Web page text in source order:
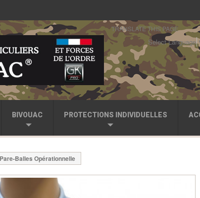
BIVOUAC PROTECTIONS INDIVIDUELLES
TRANSLATE THIS PAGE
Select Language
Balles Opérationnelle